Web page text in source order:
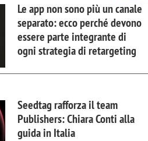
Le app non sono più un canale
separato: ecco perché devono
essere parte integrante di
ogni strategia di retargeting
Seedtag rafforza il team
Publishers: Chiara Conti alla
guida in Italia